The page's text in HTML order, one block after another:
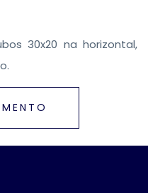
30x20 na horizontal,